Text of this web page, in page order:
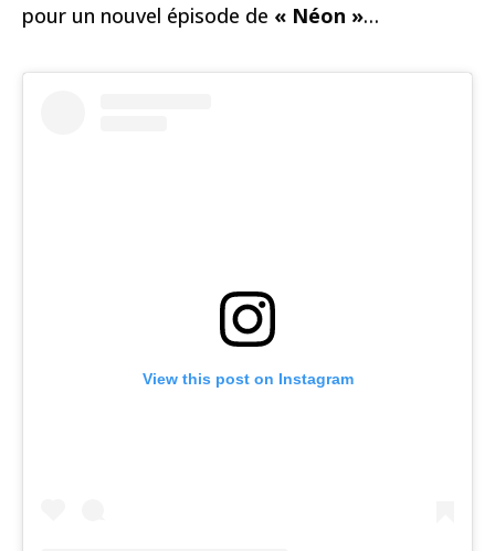
pour un nouvel épisode de « Néon »…
View this post on Instagram